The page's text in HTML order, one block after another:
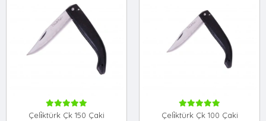
Çeli̇ktürk Çk 150 Çaki Çeli̇ktürk Çk 100 Çaki